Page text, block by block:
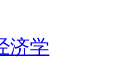
济学